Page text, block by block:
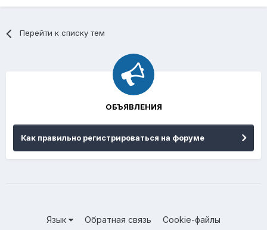
Перейти к списку тем
ОБЪЯВЛЕНИЯ
Как правильно регистрироваться на форуме
Язык Обратная связь Cookie-файлы